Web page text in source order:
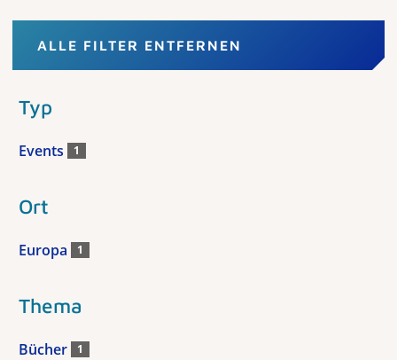
ALLE FILTER ENTFERNEN
Typ
Events 1
Ort
Europa 1
Thema
Bücher 1